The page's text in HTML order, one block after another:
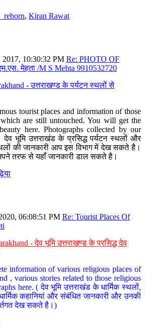
, Kiran Rawat
2017, 10:30:32 PM Re: PHOTO OF
मेहता /M S Mehta 9910532720
- उत्तराखण्ड के पर्यटन स्थलों से
tourist places and information of those
are still untouched. You will get the
here. Photographs collected by our
भूमि उत्तराखंड के प्रसिद्ध पर्यटन स्थलों और
की जानकारी आप इस विभाग में देख सकते है।
तरफ से यहाँ जानकारी डाल सकते है।
06:08:51 PM Re: Tourist Places Of
- देव भूमि उत्तराखण्ड के प्रसिद्ध देव
information of various religious places of
, various stories related to those religious
here. ( देव भूमि उत्तराखंड के धार्मिक स्थलों,
कहानियां और संबंधित जानकारी और उनकी
देख सकते है।)